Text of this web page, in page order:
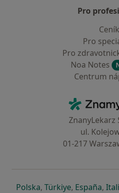
Pro
Ceník
Pro
Pro
Noa Notes
Centrum
ZnanyLekarz
ul.
01-217
Polskase otevře v nové
, Türkiyese otevře v
, Españase
,